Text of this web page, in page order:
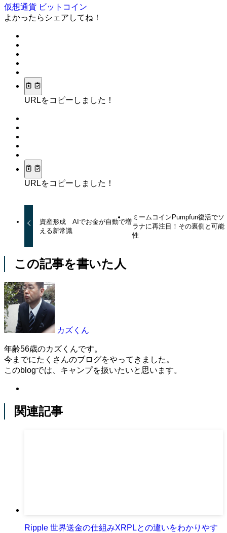
仮想通貨 ビットコイン
よかったらシェアしてね！
URLをコピーしました！
URLをコピーしました！
資産形成 AIでお金が自動で増
える新常識
ミームコインPumpfun復活でソ
ラナに再注目！その裏側と可能
性
この記事を書いた人
カズくん
年齢56歳のカズくんです。
今までにたくさんのブログをやってきました。
このblogでは、キャンプを扱いたいと思います。
関連記事
Ripple 世界送金の仕組みXRPLとの違いをわかりやす